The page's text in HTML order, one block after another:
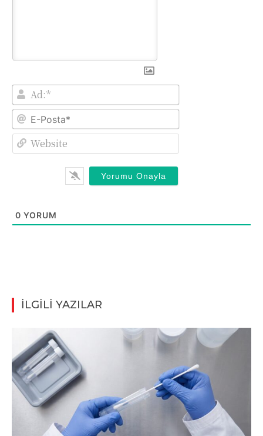
Ad:*
E-
0 YORUM
İLGİLİ YAZILAR